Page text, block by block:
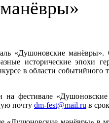
«Душоновские манёвры».
исторические эпохи
в области событийного
на фестивале
почту dm-fest@mail.ru в